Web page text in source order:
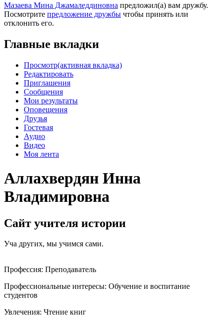
Мазаева Мина Джамаледдиновна предложил(а) вам дружбу.
Посмотрите предложение дружбы чтобы принять или
отклонить его.
Главные вкладки
Просмотр(активная вкладка)
Редактировать
Приглашения
Сообщения
Мои результаты
Оповещения
Друзья
Гостевая
Аудио
Видео
Моя лента
Аллахвердян Инна
Владимировна
Сайт учителя истории
Уча других, мы учимся сами.
Профессия: Преподаватель
Профессиональные интересы: Обучение и воспитание
студентов
Увлечения: Чтение книг